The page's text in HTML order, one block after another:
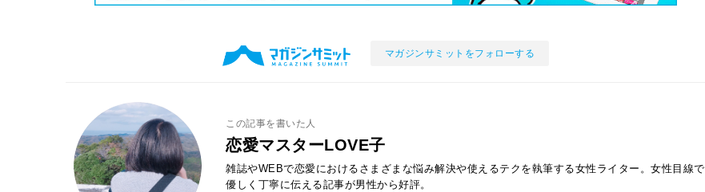
マガジンサミットをフォローする
この記事を書いた人
恋愛マスターLOVE子
雑誌やWEBで恋愛におけるさまざまな悩み解決や使えるテクを執筆する女性ライター。女性目線で
優しく丁寧に伝える記事が男性から好評。